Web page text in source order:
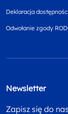
Deklaracja
Odwołanie zgody
Newsletter
Zapisz się do